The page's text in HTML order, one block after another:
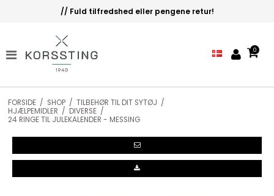
// Fuld tilfredshed eller pengene retur!
0
FORSIDE / SHOP / TILBEHØR TIL DIT SYTØJ /
HJÆLPEMIDLER / DIVERSE /
24 RINGE TIL JULEKALENDER - MESSING